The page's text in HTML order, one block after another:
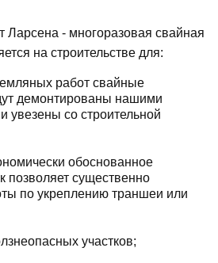
Ларсена - многоразовая свайная
на строительстве для:
работ свайные
демонтированы нашими
увезены со строительной
обоснованное
позволяет существенно
по укреплению траншеи или
участков;